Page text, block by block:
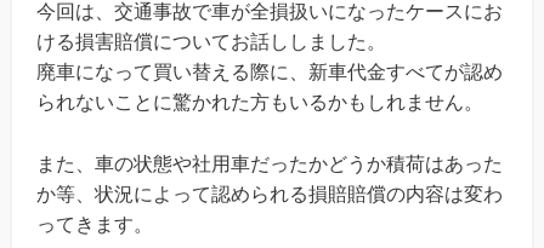
今回は、交通事故で車が全損扱いになったケースにお
ける損害賠償についてお話ししました。
廃車になって買い替える際に、新車代金すべてが認め
られないことに驚かれた方もいるかもしれません。
また、車の状態や社用車だったかどうか積荷はあった
か等、状況によって認められる損賠賠償の内容は変わ
ってきます。